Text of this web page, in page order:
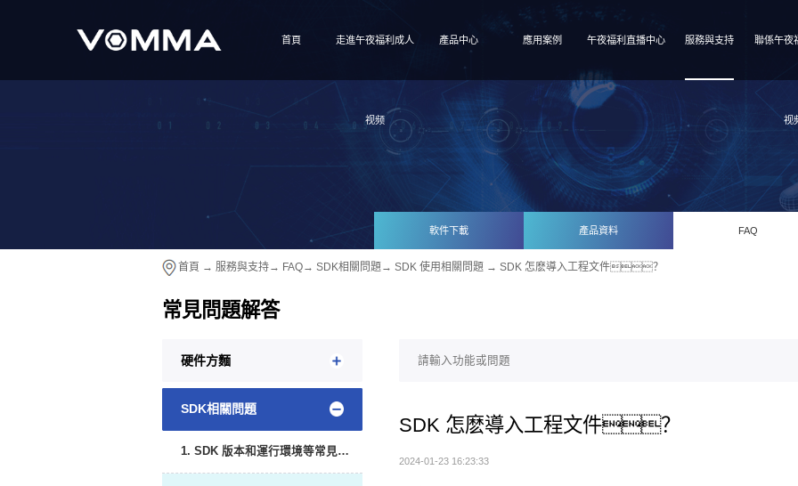
首頁 走進午夜福利成人
视频
產品中心 應用案例 午夜福利直播中心 服務與支持 聯係午夜
视
軟件下載 產品資料 FAQ
首頁 → 服務與支持→ FAQ→ SDK相關問題 → SDK 使用相關問題 → SDK 怎麽導入工程文件？
常見問題解答
硬件方麵
SDK相關問題
1. SDK 版本和運行環境等常見問題
SDK 怎麽導入工程文件？
2024-01-23 16:23:33